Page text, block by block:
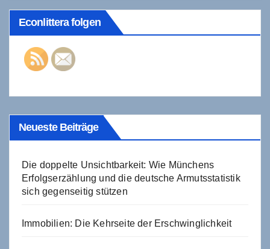
Econlittera folgen
Neueste Beiträge
Die doppelte Unsichtbarkeit: Wie Münchens
Erfolgserzählung und die deutsche Armutsstatistik
sich gegenseitig stützen
Immobilien: Die Kehrseite der Erschwinglichkeit